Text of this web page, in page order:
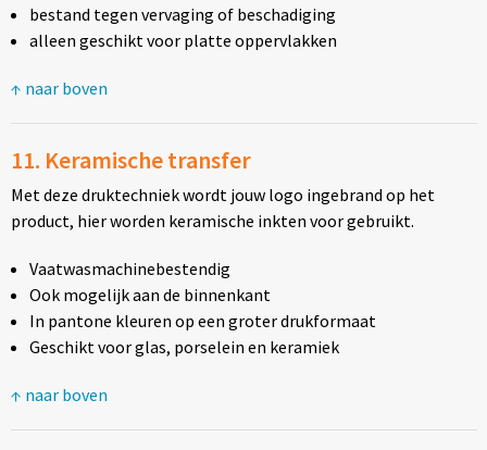
bestand tegen vervaging of beschadiging
alleen geschikt voor platte oppervlakken
↑ naar boven
11. Keramische transfer
Met deze druktechniek wordt jouw logo ingebrand op het
product, hier worden keramische inkten voor gebruikt.
Vaatwasmachinebestendig
Ook mogelijk aan de binnenkant
In pantone kleuren op een groter drukformaat
Geschikt voor glas, porselein en keramiek
↑ naar boven